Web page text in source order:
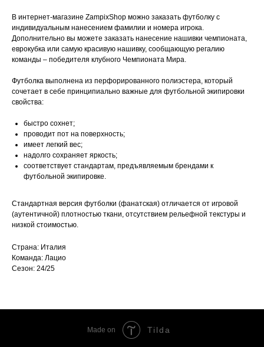
В интернет-магазине ZampixShop можно заказать футболку с
индивидуальным нанесением фамилии и номера игрока.
Дополнительно вы можете заказать нанесение нашивки чемпионата,
еврокубка или самую красивую нашивку, сообщающую регалию
команды – победителя клубного Чемпионата Мира.
Футболка выполнена из перфорированного полиэстера, который
сочетает в себе принципиально важные для футбольной экипировки
свойства:
быстро сохнет;
проводит пот на поверхность;
имеет легкий вес;
надолго сохраняет яркость;
соответствует стандартам, предъявляемым брендами к
футбольной экипировке.
Стандартная версия футболки (фанатская) отличается от игровой
(аутентичной) плотностью ткани, отсутствием рельефной текстуры и
низкой стоимостью.
Страна: Италия
Команда: Лацио
Сезон: 24/25
Made on Tilda